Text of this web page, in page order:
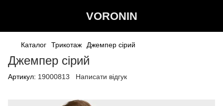
VORONIN
Каталог Трикотаж Джемпер сірий
Джемпер сірий
Артикул: 19000813 Написати відгук